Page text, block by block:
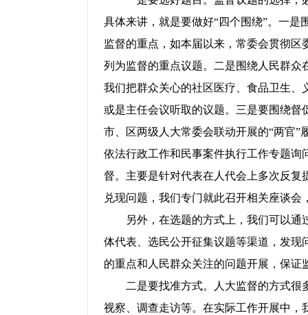
具体来讲，就是要做好“四个围绕”。一
监督的重点，如本届以来，常委会贯彻区
列为监督的重点议题。二是围绕人民群
我们把群众关心的社区医疗、食品卫生
或是主任会议听取的议题。三是要围绕督
市、区两级人大常委会联动开展的“两官
依法行政工作和民事案件执行工作专题
督。主要是针对代表在人代会上多次反
兑现问题，我们专门就此召开相关座谈会
另外，在选题的方式上，我们可以通
体代表、选民公开征集议题等渠道，发
的重点和人民群众关注的问题开展，保证
二是要找准方式。人大监督的方式很
视察、调查走访等。在实际工作开展中